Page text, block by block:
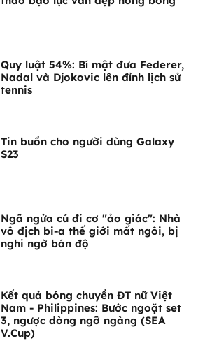
Quy luật 54%: Bí mật đưa Federer,
Nadal và Djokovic lên đỉnh lịch sử
tennis
Tin buồn cho người dùng Galaxy
S23
Ngã ngửa cú đi cơ "ảo giác": Nhà
vô địch bi-a thế giới mất ngôi, bị
nghi ngờ bán độ
Kết quả bóng chuyền ĐT nữ Việt
Nam - Philippines: Bước ngoặt set
3, ngược dòng ngỡ ngàng (SEA
V.Cup)